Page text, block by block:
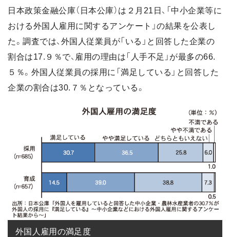
日本政策金融公庫（日本公庫）は２月21日、「中小企業等に
おける外国人雇用に関するアンケート」の結果を公表し
た。調査では、外国人従業員が「いる」と回答した企業の
割合は17.９％で、雇用の理由は「人手不足」が最多の66.
５％。外国人従業員の採用に「満足している」と回答した
企業の割合は30.７％となっている。
外国人雇用の満足度